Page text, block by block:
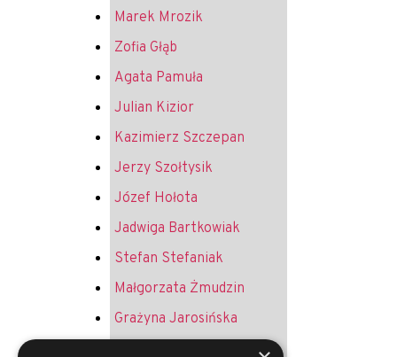
Marek Mrozik
Zofia Głąb
Agata Pamuła
Julian Kizior
Kazimierz Szczepan
Jerzy Szołtysik
Józef Hołota
Jadwiga Bartkowiak
Stefan Stefaniak
Małgorzata Żmudzin
Grażyna Jarosińska